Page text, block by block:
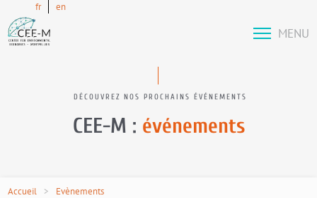
fr en
MENU
DÉCOUVREZ NOS PROCHAINS ÉVÉNEMENTS
CEE-M : événements
Accueil
Evènements